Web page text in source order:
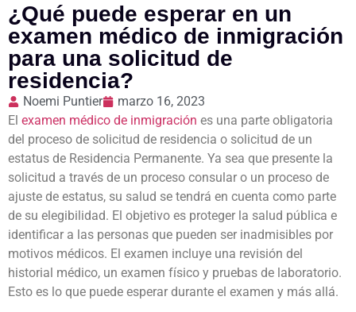
¿Qué puede esperar en un
examen médico de inmigración
para una solicitud de
residencia?
Noemi Puntier
marzo 16, 2023
El examen médico de inmigración es una parte obligatoria
del proceso de solicitud de residencia o solicitud de un
estatus de Residencia Permanente. Ya sea que presente la
solicitud a través de un proceso consular o un proceso de
ajuste de estatus, su salud se tendrá en cuenta como parte
de su elegibilidad. El objetivo es proteger la salud pública e
identificar a las personas que pueden ser inadmisibles por
motivos médicos. El examen incluye una revisión del
historial médico, un examen físico y pruebas de laboratorio.
Esto es lo que puede esperar durante el examen y más allá.